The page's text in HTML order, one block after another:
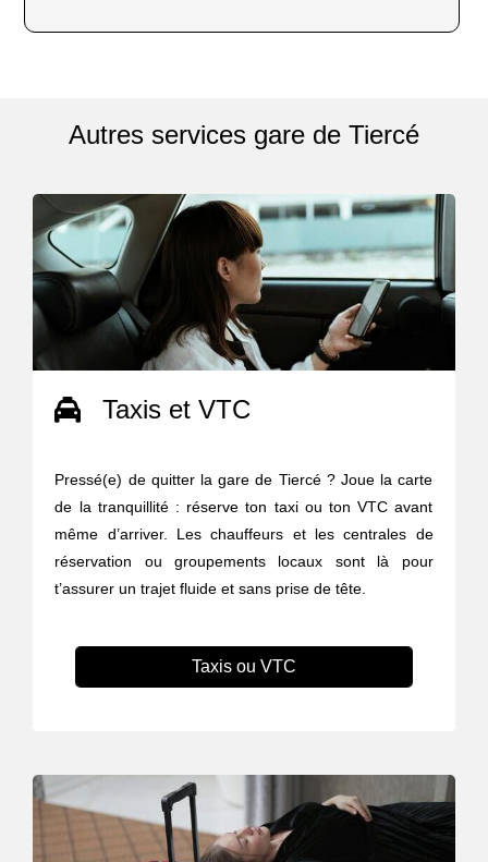
Autres services gare de Tiercé
Taxis et VTC
Pressé(e) de quitter la gare de Tiercé ? Joue la carte
de la tranquillité : réserve ton taxi ou ton VTC avant
même d’arriver. Les chauffeurs et les centrales de
réservation ou groupements locaux sont là pour
t’assurer un trajet fluide et sans prise de tête.
Taxis ou VTC